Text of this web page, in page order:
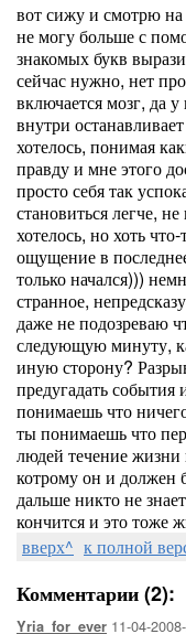
вот сижу и смотрю
не могу больше с
знакомых букв
сейчас нужно, нет
включается мозг, да
внутри
хотелось, понимая
правду и мне этого
просто себя так
становиться легче,
хотелось, но хоть
ощущение в
только начался)))
странное,
даже не подозреваю
следующую минуту,
иную сторону?
предугадать события
понимаешь что
ты понимаешь что
людей течение жизни
котрому он и должен
дальше никто не
кончится и это тоже
вверх^ к полной
Комментарии (2):
Yria_for_ever 11-04-